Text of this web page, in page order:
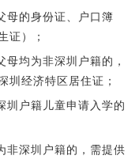
母的身份证、户口簿
证）；
均为非深圳户籍的，
圳经济特区居住证；
圳户籍儿童申请入学的
非深圳户籍的，需提供